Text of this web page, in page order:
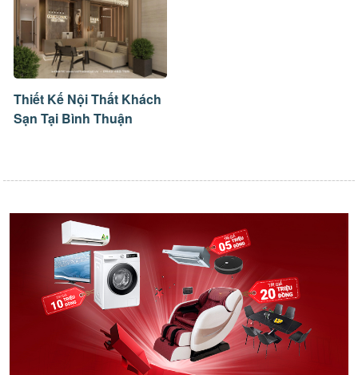
Thiết Kế Nội Thất Khách
Sạn Tại Bình Thuận